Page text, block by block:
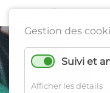
Gestion des
Suivi et
Afficher les détails